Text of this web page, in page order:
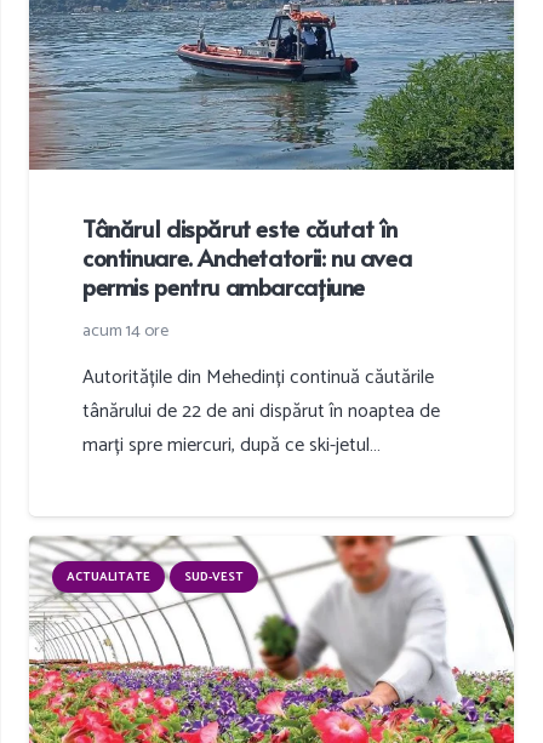
Tânărul dispărut este căutat în
continuare. Anchetatorii: nu avea
permis pentru ambarcațiune
acum 14 ore
Autoritățile din Mehedinți continuă căutările
tânărului de 22 de ani dispărut în noaptea de
marți spre miercuri, după ce ski-jetul…
ACTUALITATE SUD-VEST